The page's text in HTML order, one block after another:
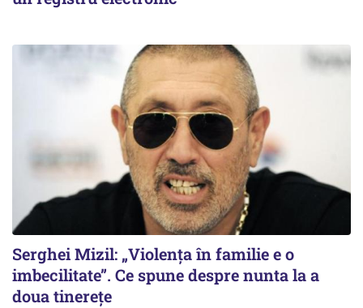
Serghei Mizil: „Violența în familie e o
imbecilitate”. Ce spune despre nunta la a
doua tinerețe